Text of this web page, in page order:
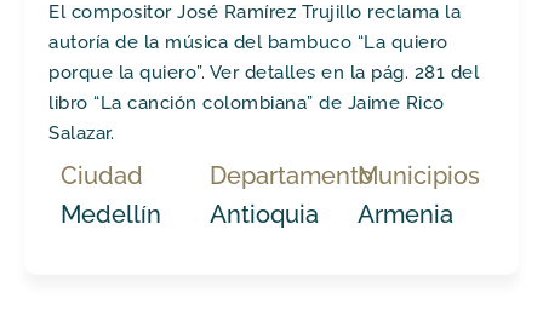
El compositor José Ramírez Trujillo reclama la
autoría de la música del bambuco “La quiero
porque la quiero”. Ver detalles en la pág. 281 del
libro “La canción colombiana” de Jaime Rico
Salazar.
Ciudad
Medellín
Departamento
Antioquia
Municipios
Armenia